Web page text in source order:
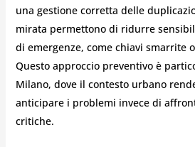
una gestione corretta delle
mirata permettono di ridurre
di emergenze, come chiavi smarrite
Questo approccio preventivo è
Milano, dove il contesto urbano
anticipare i problemi invece di
critiche.